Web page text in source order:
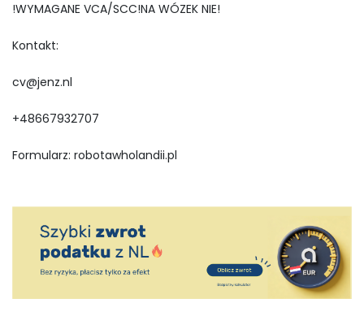
!WYMAGANE VCA/SCC!NA WÓZEK NIE!
Kontakt:
cv@jenz.nl
+48667932707
Formularz: robotawholandii.pl